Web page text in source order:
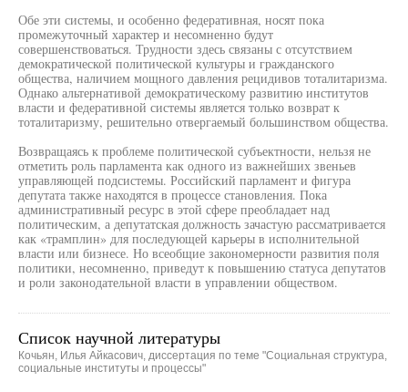
Обе эти системы, и особенно федеративная, носят пока
промежуточный характер и несомненно будут
совершенствоваться. Трудности здесь связаны с отсутствием
демократической политической культуры и гражданского
общества, наличием мощного давления рецидивов тоталитаризма.
Однако альтернативой демократическому развитию институтов
власти и федеративной системы является только возврат к
тоталитаризму, решительно отвергаемый большинством общества.
Возвращаясь к проблеме политической субъектности, нельзя не
отметить роль парламента как одного из важнейших звеньев
управляющей подсистемы. Российский парламент и фигура
депутата также находятся в процессе становления. Пока
административный ресурс в этой сфере преобладает над
политическим, а депутатская должность зачастую рассматривается
как «трамплин» для последующей карьеры в исполнительной
власти или бизнесе. Но всеобщие закономерности развития поля
политики, несомненно, приведут к повышению статуса депутатов
и роли законодательной власти в управлении обществом.
Список научной литературы
Кочьян, Илья Айкасович, диссертация по теме "Социальная структура,
социальные институты и процессы"